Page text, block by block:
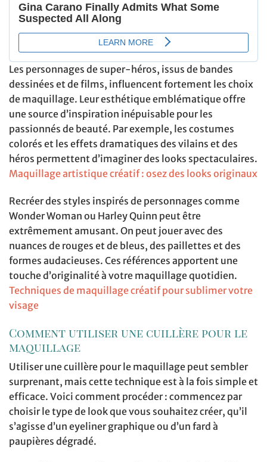
Les personnages de super-héros, issus de bandes
dessinées et de films, influencent fortement les choix
de maquillage. Leur esthétique emblématique offre
une source d’inspiration inépuisable pour les
passionnés de beauté. Par exemple, les costumes
colorés et les effets dramatiques des vilains et des
héros permettent d’imaginer des looks spectaculaires.
Maquillage artistique créatif : osez des looks originaux
Recréer des styles inspirés de personnages comme
Wonder Woman ou Harley Quinn peut être
extrêmement amusant. On peut jouer avec des
nuances de rouges et de bleus, des paillettes et des
formes audacieuses. Ces références apportent une
touche d’originalité à votre maquillage quotidien.
Techniques de maquillage créatif pour sublimer votre
visage
Comment utiliser une cuillère pour le
maquillage
Utiliser une cuillère pour le maquillage peut sembler
surprenant, mais cette technique est à la fois simple et
efficace. Voici comment procéder : commencez par
choisir le type de look que vous souhaitez créer, qu’il
s’agisse d’un eyeliner graphique ou d’un fard à
paupières dégradé.